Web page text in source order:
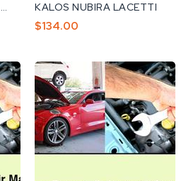
급
업
KALOS NUBIRA LACETTI
정
$134.00
Daewoo
Damas
(Informatii
Generale)